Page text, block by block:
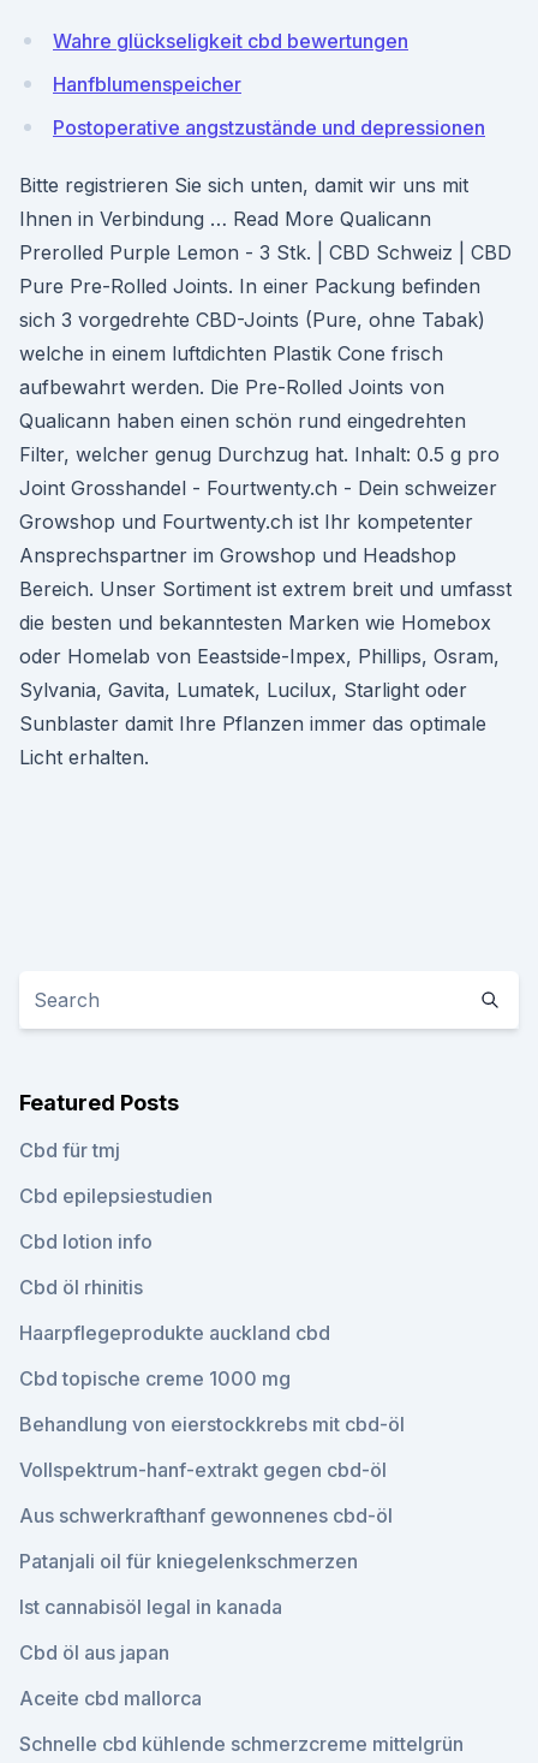
Wahre glückseligkeit cbd bewertungen
Hanfblumenspeicher
Postoperative angstzustände und depressionen
Bitte registrieren Sie sich unten, damit wir uns mit
Ihnen in Verbindung … Read More Qualicann
Prerolled Purple Lemon - 3 Stk. | CBD Schweiz | CBD
Pure Pre-Rolled Joints. In einer Packung befinden
sich 3 vorgedrehte CBD-Joints (Pure, ohne Tabak)
welche in einem luftdichten Plastik Cone frisch
aufbewahrt werden. Die Pre-Rolled Joints von
Qualicann haben einen schön rund eingedrehten
Filter, welcher genug Durchzug hat. Inhalt: 0.5 g pro
Joint Grosshandel - Fourtwenty.ch - Dein schweizer
Growshop und Fourtwenty.ch ist Ihr kompetenter
Ansprechspartner im Growshop und Headshop
Bereich. Unser Sortiment ist extrem breit und umfasst
die besten und bekanntesten Marken wie Homebox
oder Homelab von Eeastside-Impex, Phillips, Osram,
Sylvania, Gavita, Lumatek, Lucilux, Starlight oder
Sunblaster damit Ihre Pflanzen immer das optimale
Licht erhalten.
Featured Posts
Cbd für tmj
Cbd epilepsiestudien
Cbd lotion info
Cbd öl rhinitis
Haarpflegeprodukte auckland cbd
Cbd topische creme 1000 mg
Behandlung von eierstockkrebs mit cbd-öl
Vollspektrum-hanf-extrakt gegen cbd-öl
Aus schwerkrafthanf gewonnenes cbd-öl
Patanjali oil für kniegelenkschmerzen
Ist cannabisöl legal in kanada
Cbd öl aus japan
Aceite cbd mallorca
Schnelle cbd kühlende schmerzcreme mittelgrün